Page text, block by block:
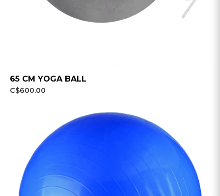
65 CM YOGA BALL
C$600.00